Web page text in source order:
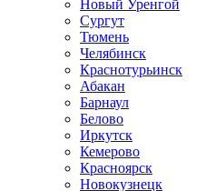
Новый Уренгой
Сургут
Тюмень
Челябинск
Краснотурьинск
Абакан
Барнаул
Белово
Иркутск
Кемерово
Красноярск
Новокузнецк